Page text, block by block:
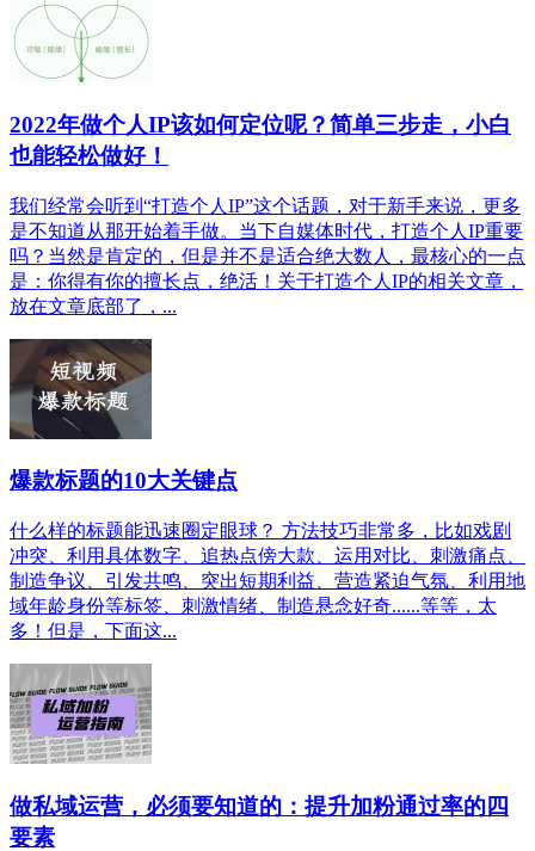
2022年做个人IP该如何定位呢？简单三步走，小白
也能轻松做好！
我们经常会听到“打造个人IP”这个话题，对于新手来说，更多
是不知道从那开始着手做。当下自媒体时代，打造个人IP重要
吗？当然是肯定的，但是并不是适合绝大数人，最核心的一点
是：你得有你的擅长点，绝活！关于打造个人IP的相关文章，
放在文章底部了，...
爆款标题的10大关键点
什么样的标题能迅速圈定眼球？ 方法技巧非常多，比如戏剧
冲突、利用具体数字、追热点傍大款、运用对比、刺激痛点、
制造争议、引发共鸣、突出短期利益、营造紧迫气氛、利用地
域年龄身份等标签、刺激情绪、制造悬念好奇......等等，太
多！但是，下面这...
做私域运营，必须要知道的：提升加粉通过率的四
要素